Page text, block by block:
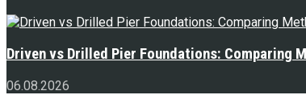
Driven vs Drilled Pier Foundations:
06.08.2026